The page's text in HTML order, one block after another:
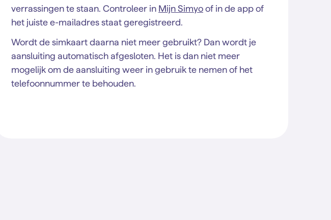
verrassingen te staan. Controleer in Mijn Simyo of in de app of
het juiste e-mailadres staat geregistreerd.
Wordt de simkaart daarna niet meer gebruikt? Dan wordt je
aansluiting automatisch afgesloten. Het is dan niet meer
mogelijk om de aansluiting weer in gebruik te nemen of het
telefoonnummer te behouden.